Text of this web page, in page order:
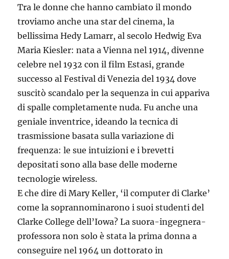
Tra le donne che hanno cambiato il mondo
troviamo anche una star del cinema, la
bellissima Hedy Lamarr, al secolo Hedwig Eva
Maria Kiesler: nata a Vienna nel 1914, divenne
celebre nel 1932 con il film Estasi, grande
successo al Festival di Venezia del 1934 dove
suscitò scandalo per la sequenza in cui appariva
di spalle completamente nuda. Fu anche una
geniale inventrice, ideando la tecnica di
trasmissione basata sulla variazione di
frequenza: le sue intuizioni e i brevetti
depositati sono alla base delle moderne
tecnologie wireless.
E che dire di Mary Keller, ‘il computer di Clarke’
come la soprannominarono i suoi studenti del
Clarke College dell’Iowa? La suora-ingegnera-
professora non solo è stata la prima donna a
conseguire nel 1964 un dottorato in